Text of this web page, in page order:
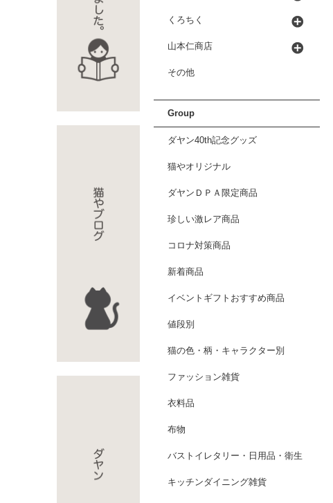
くろちく
山本仁商店
その他
Group
ダヤン40th記念グッズ
猫やオリジナル
ダヤンＤＰＡ限定商品
珍しい激レア商品
コロナ対策商品
新着商品
イベントギフトおすすめ商品
値段別
猫の色・柄・キャラクター別
ファッション雑貨
衣料品
布物
バストイレタリー・日用品・衛生
キッチンダイニング雑貨